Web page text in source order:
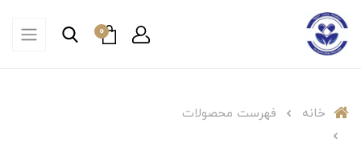
0
خانه فهرست محصولات